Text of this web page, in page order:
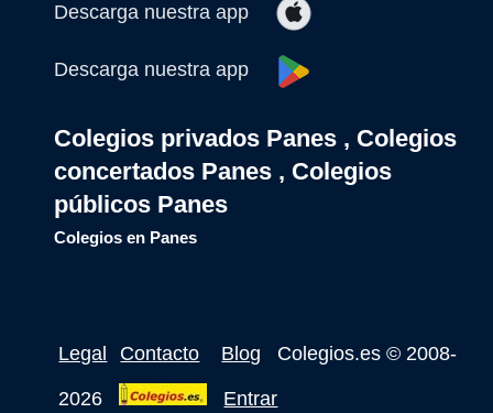
Descarga nuestra app
Descarga nuestra app
Colegios privados Panes , Colegios
concertados Panes , Colegios
públicos Panes
Colegios en Panes
Legal Contacto Blog Colegios.es © 2008-
2026 Entrar